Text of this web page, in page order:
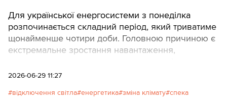
Для української енергосистеми з понеділка
розпочинається складний період, який триватиме
щонайменше чотири доби. Головною причиною є
екстремальне зростання навантаження,
2026-06-29 11:27
відключення світла енергетика зміна клімату спека